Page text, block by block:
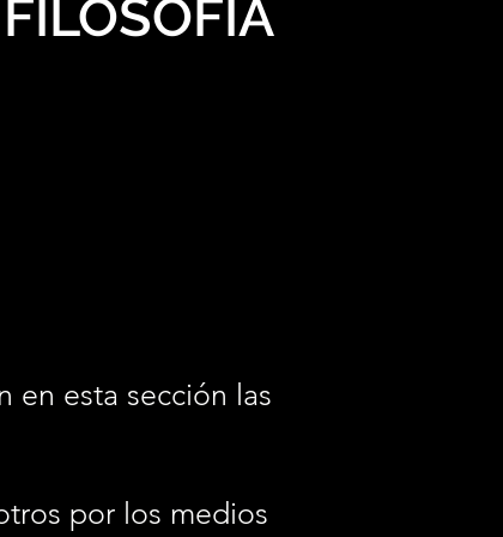
en esta sección las
por los medios